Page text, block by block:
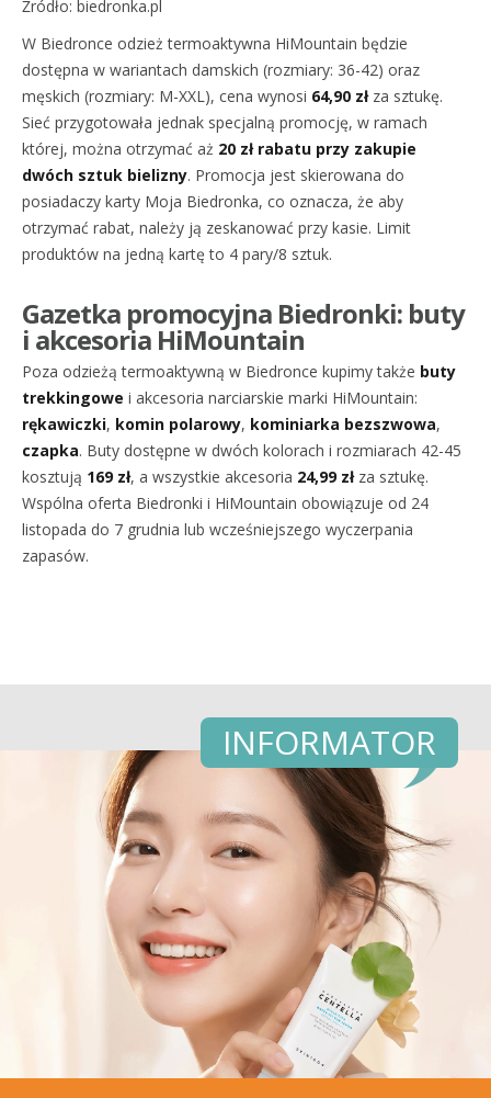
Źródło: biedronka.pl
W Biedronce odzież termoaktywna HiMountain będzie
dostępna w wariantach damskich (rozmiary: 36-42) oraz
męskich (rozmiary: M-XXL), cena wynosi 64,90 złza sztukę.
Sieć przygotowała jednak specjalną promocję, w ramach
której, można otrzymać aż 20 zł rabatu przy zakupie
dwóch sztuk bielizny. Promocja jest skierowana do
posiadaczy karty Moja Biedronka, co oznacza, że aby
otrzymać rabat, należy ją zeskanować przy kasie. Limit
produktów na jedną kartę to 4 pary/8 sztuk.
Gazetka promocyjna Biedronki: buty
i akcesoria HiMountain
Poza odzieżą termoaktywną w Biedronce kupimy także buty
trekkingowe i akcesoria narciarskie marki HiMountain:
rękawiczki, komin polarowy, kominiarka bezszwowa,
czapka. Buty dostępne w dwóch kolorach i rozmiarach 42-45
kosztują 169 zł, a wszystkie akcesoria 24,99 złza sztukę.
Wspólna oferta Biedronki i HiMountain obowiązuje od 24
listopada do 7 grudnia lub wcześniejszego wyczerpania
zapasów.
INFORMATOR